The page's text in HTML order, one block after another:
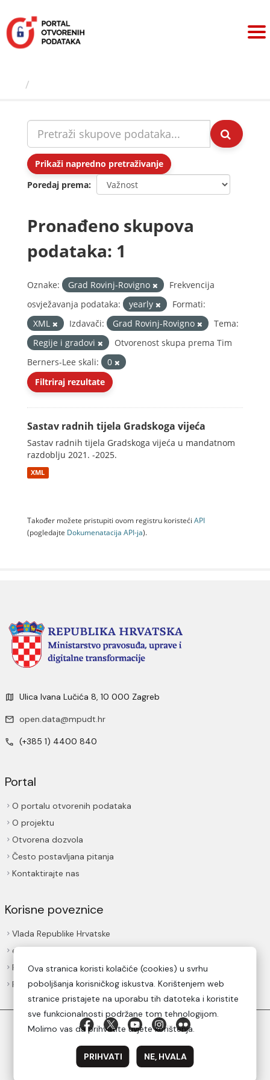
sadržaj
Prikaži napredno pretraživanje
Poredaj prema
Pronađeno skupova
podataka: 1
Oznake: Grad Rovinj-Rovigno
Frekvencija
osvježavanja podataka:
yearly
Formati:
XML
Izdavači: Grad Rovinj-Rovigno
Tema:
Regije i gradovi
Otvorenost skupa prema Tim
Berners-Lee skali:
0
Filtriraj rezultate
Sastav radnih tijela Gradskoga vijeća
Sastav radnih tijela Gradskoga vijeća u mandatnom
razdoblju 2021. -2025.
XML
Također možete pristupiti ovom registru koristeći API
(pogledajte Dokumenаtаcijа API-jа).